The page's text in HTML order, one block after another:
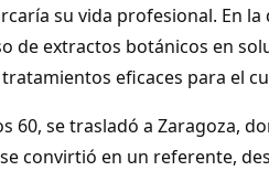
su vida profesional. En la
de extractos botánicos en
eficaces para el
60, se trasladó a Zaragoza,
convirtió en un referente,